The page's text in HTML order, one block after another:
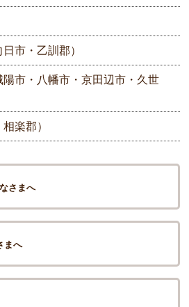
市・乙訓郡）
市・八幡市・京田辺市・久世
楽郡）
さまへ
まへ